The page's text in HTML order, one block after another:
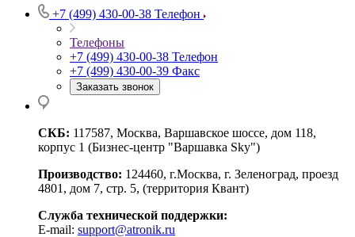
+7 (499) 430-00-38 Телефон
Телефоны
+7 (499) 430-00-38 Телефон
+7 (499) 430-00-39 Факс
Заказать звонок
СКБ: 117587, Москва, Варшавское шоссе, дом 118,
корпус 1 (Бизнес-центр "Варшавка Sky")
Производство: 124460, г.Москва, г. Зеленоград, проезд
4801, дом 7, стр. 5, (территория Квант)
Служба технической поддержки:
E-mail: support@atronik.ru